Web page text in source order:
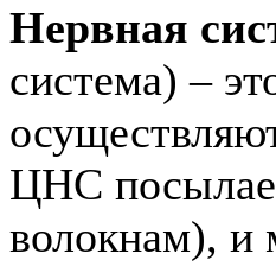
Нервная
система) –
ЦНС
волокнам), и